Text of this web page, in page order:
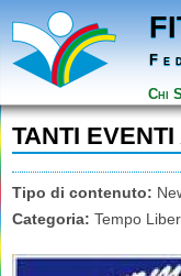
Chi
TANTI
Tipo di contenuto:
Categoria: Tempo